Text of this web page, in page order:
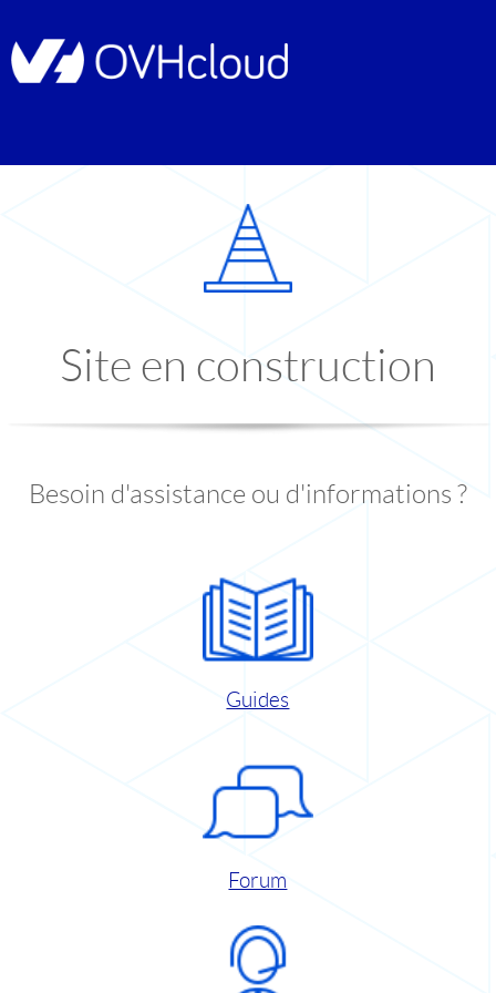
Site en construction
Besoin d'assistance ou d'informations ?
Guides
Forum